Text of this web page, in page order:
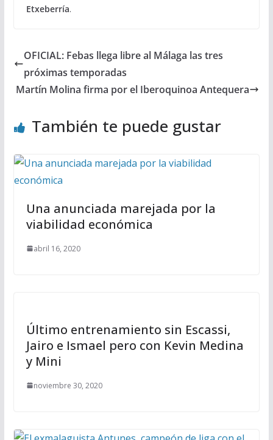
Etxeberría.
OFICIAL: Febas llega libre al Málaga las tres
próximas temporadas
Martín Molina firma por el Iberoquinoa Antequera
También te puede gustar
Una anunciada marejada por la
viabilidad económica
abril 16, 2020
Último entrenamiento sin Escassi,
Jairo e Ismael pero con Kevin Medina
y Mini
noviembre 30, 2020